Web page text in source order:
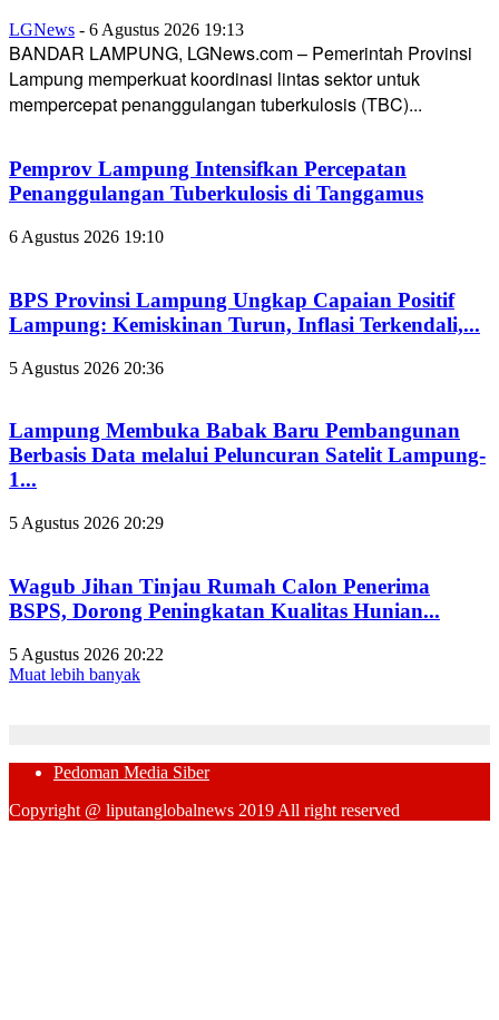
LGNews - 6 Agustus 2026 19:13
BANDAR LAMPUNG, LGNews.com – Pemerintah Provinsi
Lampung memperkuat koordinasi lintas sektor untuk
mempercepat penanggulangan tuberkulosis (TBC)...
Pemprov Lampung Intensifkan Percepatan
Penanggulangan Tuberkulosis di Tanggamus
6 Agustus 2026 19:10
BPS Provinsi Lampung Ungkap Capaian Positif
Lampung: Kemiskinan Turun, Inflasi Terkendali,...
5 Agustus 2026 20:36
Lampung Membuka Babak Baru Pembangunan
Berbasis Data melalui Peluncuran Satelit Lampung-
1...
5 Agustus 2026 20:29
Wagub Jihan Tinjau Rumah Calon Penerima
BSPS, Dorong Peningkatan Kualitas Hunian...
5 Agustus 2026 20:22
Muat lebih banyak
Pedoman Media Siber
Copyright @ liputanglobalnews 2019 All right reserved